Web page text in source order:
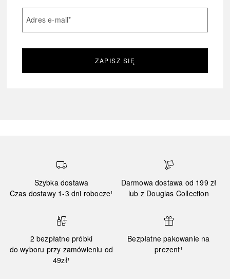
Adres e-mail*
ZAPISZ SIĘ
Szybka dostawa
Czas dostawy 1-3 dni robocze¹
Darmowa dostawa od 199 zł
lub z Douglas Collection
2 bezpłatne próbki
do wyboru przy zamówieniu od
49zł¹
Bezpłatne pakowanie na
prezent¹